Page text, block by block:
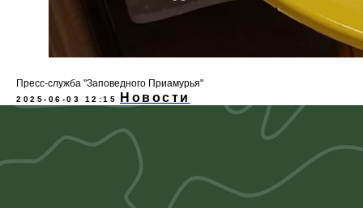
Пресс-служба "Заповедного Приамурья"
2025-06-03 12:15 Новости